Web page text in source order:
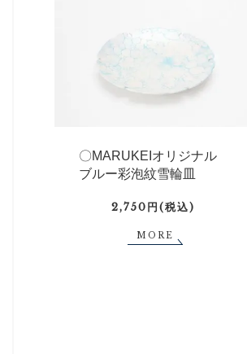
〇MARUKEIオリジナル
ブルー彩泡紋雪輪皿
2,750円(税込)
MORE